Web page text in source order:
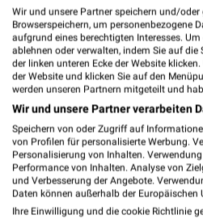
ÖPNV ANZEIGEN
Aktuelle
Anzahl Prospekte: 2
Letztes Prospektupdate:
Wir und unsere Partner speichern und/
Browserspeichern, um personenbezogene
aufgrund eines berechtigten Interesses.
ablehnen oder verwalten, indem Sie auf
der linken unteren Ecke der Website
der Website und klicken Sie auf den
werden unseren Partnern mitgeteilt und
Wir und unsere Partner verarbeiten
Speichern von oder Zugriff auf
von Profilen für personalisierte Werbung.
Personalisierung von Inhalten.
Performance von Inhalten. Analyse von
und Verbesserung der Angebote.
Daten können außerhalb der Europäischen
Ihre Einwilligung und die cookie Richtlinie